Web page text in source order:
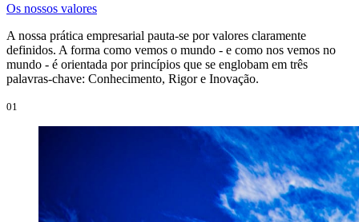
Os nossos valores
A nossa prática empresarial pauta-se por valores claramente
definidos. A forma como vemos o mundo - e como nos vemos no
mundo - é orientada por princípios que se englobam em três
palavras-chave: Conhecimento, Rigor e Inovação.
01